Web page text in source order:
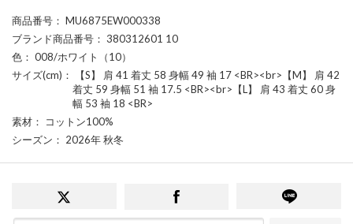
商品番号 ： MU6875EW000338
ブランド商品番号 ： 380312601 10
色 ： 008/ホワイト（10）
サイズ(cm) ： 【S】 肩 41 着丈 58 身幅 49 袖 17 <BR><br>【M】 肩 42
着丈 59 身幅 51 袖 17.5 <BR><br>【L】 肩 43 着丈 60 身
幅 53 袖 18 <BR>
素材 ： コットン100%
シーズン ： 2026年 秋冬